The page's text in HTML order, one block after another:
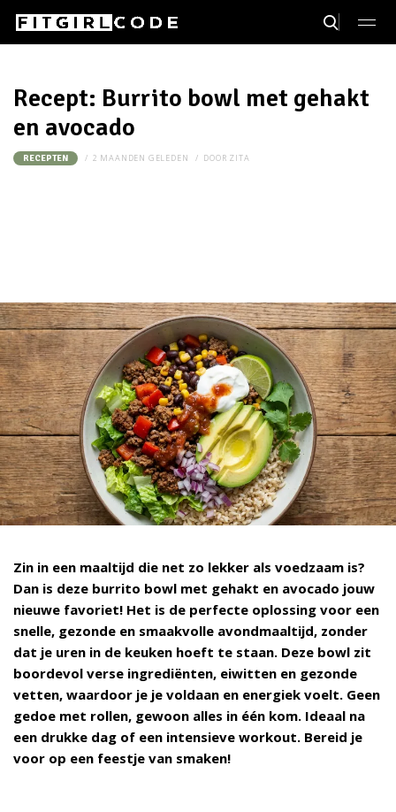
Recept: Burrito bowl met gehakt
en avocado
RECEPTEN 2 MAANDEN GELEDEN DOOR ZITA
Zin in een maaltijd die net zo lekker als voedzaam is?
Dan is deze burrito bowl met gehakt en avocado jouw
nieuwe favoriet! Het is de perfecte oplossing voor een
snelle, gezonde en smaakvolle avondmaaltijd, zonder
dat je uren in de keuken hoeft te staan. Deze bowl zit
boordevol verse ingrediënten, eiwitten en gezonde
vetten, waardoor je je voldaan en energiek voelt. Geen
gedoe met rollen, gewoon alles in één kom. Ideaal na
een drukke dag of een intensieve workout. Bereid je
voor op een feestje van smaken!